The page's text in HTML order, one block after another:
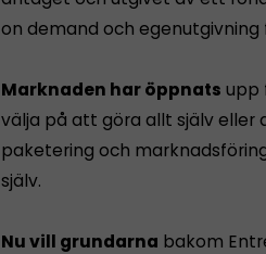
on demand och
Marknaden har öppnats upp
välja på att göra allt själv
paketering och
själv.
Nu vill grundarna bakom